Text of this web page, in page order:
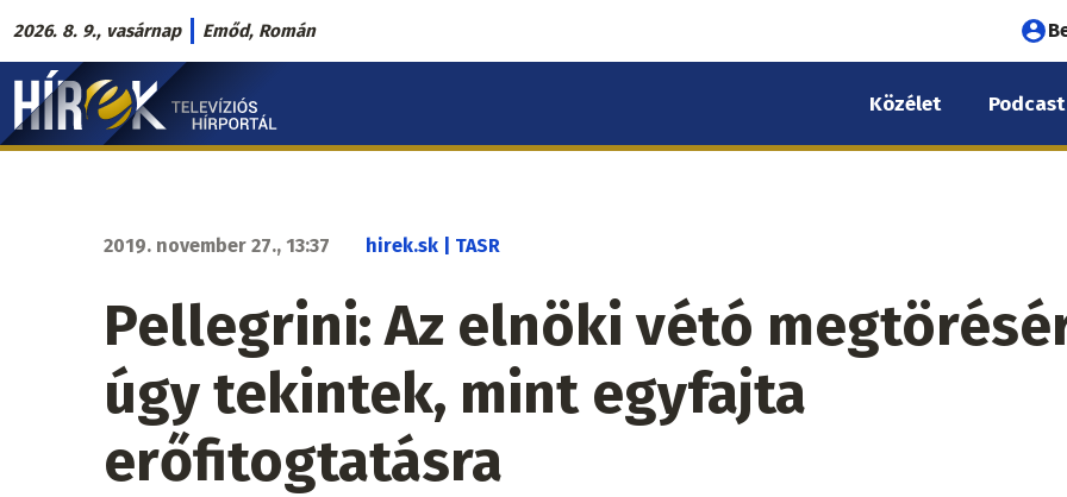
Ugrás
a
tartalomra
2026. 8. 9., vasárnap Emőd, Román
Hírek.sk
fő
Közélet Podcast
2019. november 27., 13:37 hirek.sk | TASR
Pellegrini: Az elnöki vétó
úgy tekintek, mint egyfajta
erőfitogtatásra